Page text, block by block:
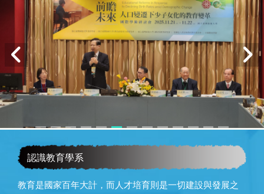
認識教育學系
教育是國家百年大計，而人才培育則是一切建設與發展之